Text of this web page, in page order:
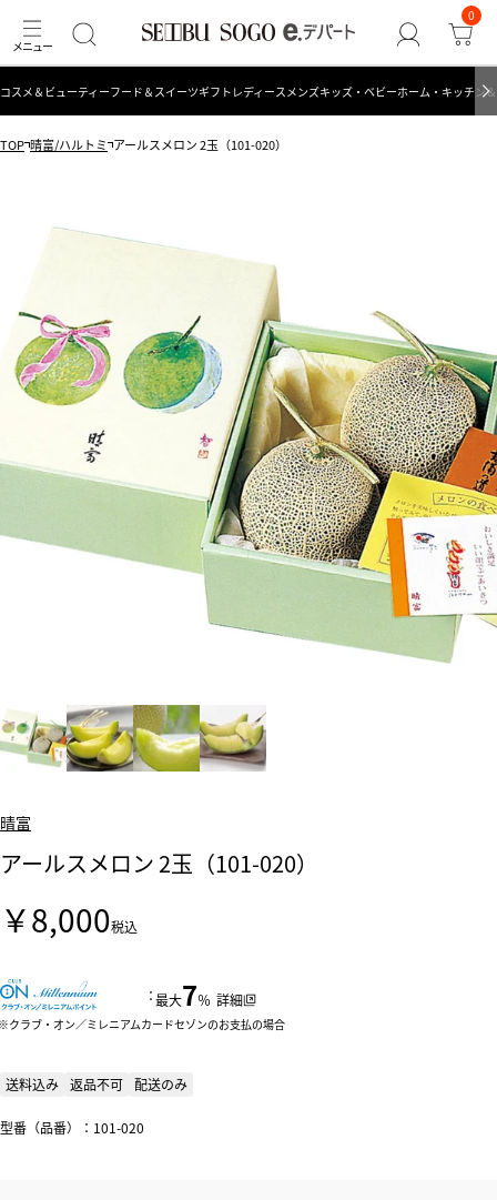
0
コスメ＆ビューティーフード＆スイーツギフト レディース メンズキッズ・ベビーホーム・キッチン
TOP 晴富/ハルトミ アールスメロン 2玉（101-020）
晴富
アールスメロン 2玉（101-020）
￥8,000税込
：最大7％ 詳細
クラブ・オン／ミレニアムカードセゾンのお支払の場合
送料込み 返品不可 配送のみ
型番（品番）：101-020